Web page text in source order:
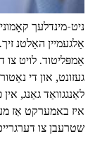
ניט-מינדלעך
אַלגעמיין האַלטנ
אַמפּליטוד. לויט צו
געזונט, און די
לאַנגגוואַד גאַנג,
איז באמערקט אַז
שטרעבן צו